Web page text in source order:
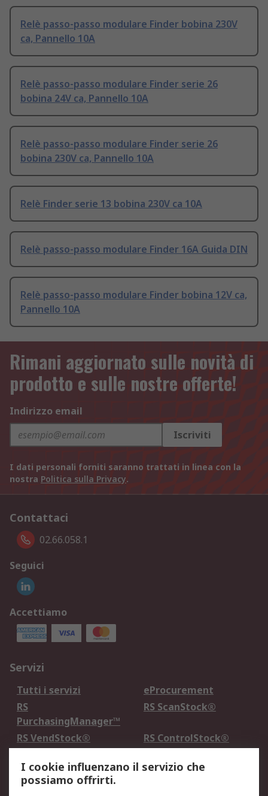
Relè passo-passo modulare Finder bobina 230V
ca, Pannello 10A
Relè passo-passo modulare Finder serie 26
bobina 24V ca, Pannello 10A
Relè passo-passo modulare Finder serie 26
bobina 230V ca, Pannello 10A
Relè Finder serie 13 bobina 230V ca 10A
Relè passo-passo modulare Finder 16A Guida DIN
Relè passo-passo modulare Finder bobina 12V ca,
Pannello 10A
Rimani aggiornato sulle novità di
prodotto e sulle nostre offerte!
Indirizzo email
Iscriviti
I dati personali forniti saranno trattati in linea con la
nostra Politica sulla Privacy.
Contattaci
02.66.058.1
Seguici
Accettiamo
Servizi
Tutti i servizi
eProcurement
RS
PurchasingManager™
RS ScanStock®
RS VendStock®
RS ControlStock®
Legale
I cookie influenzano il servizio che
possiamo offrirti.